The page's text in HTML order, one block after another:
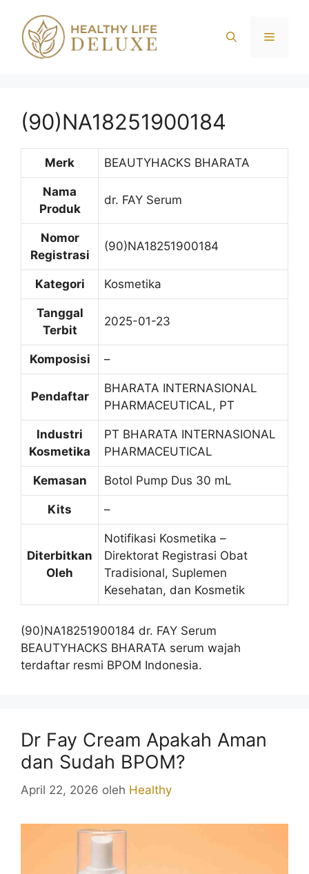
Menu
(90)NA18251900184
Merk BEAUTYHACKS BHARATA
Nama
Produk
dr. FAY Serum
Nomor
Registrasi
(90)NA18251900184
Kategori Kosmetika
Tanggal
Terbit
2025-01-23
Komposisi –
Pendaftar
BHARATA INTERNASIONAL
PHARMACEUTICAL, PT
Industri
Kosmetika
PT BHARATA INTERNASIONAL
PHARMACEUTICAL
Kemasan Botol Pump Dus 30 mL
Kits –
Diterbitkan
Oleh
Notifikasi Kosmetika –
Direktorat Registrasi Obat
Tradisional, Suplemen
Kesehatan, dan Kosmetik
(90)NA18251900184 dr. FAY Serum
BEAUTYHACKS BHARATA serum wajah
terdaftar resmi BPOM Indonesia.
Dr Fay Cream Apakah Aman
dan Sudah BPOM?
April 22, 2026 oleh Healthy